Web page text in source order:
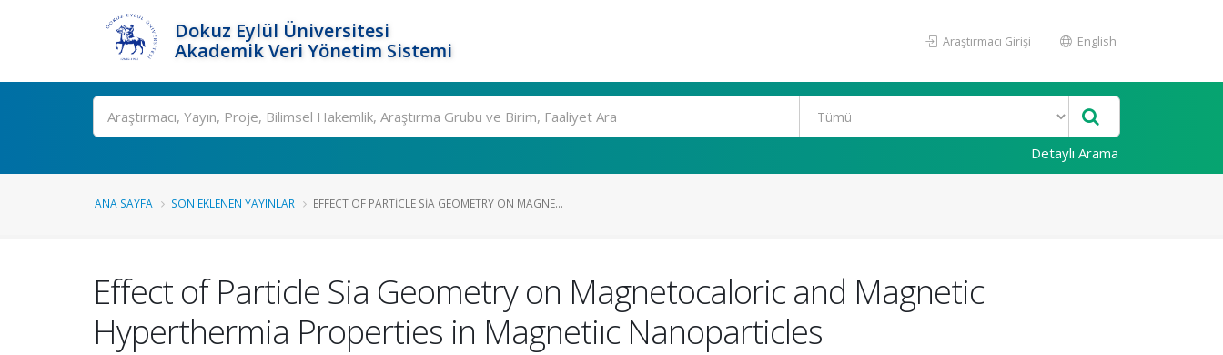
Dokuz Eylül Üniversitesi
Akademik Veri Yönetim Sistemi
Araştırmacı Girişi English
Ara
Detaylı Arama
ANA SAYFA SON EKLENEN YAYINLAR EFFECT OF PARTICLE SIA GEOMETRY ON MAGNE...
Effect of Particle Sia Geometry on Magnetocaloric and Magnetic
Hyperthermia Properties in Magnetiıc Nanoparticles